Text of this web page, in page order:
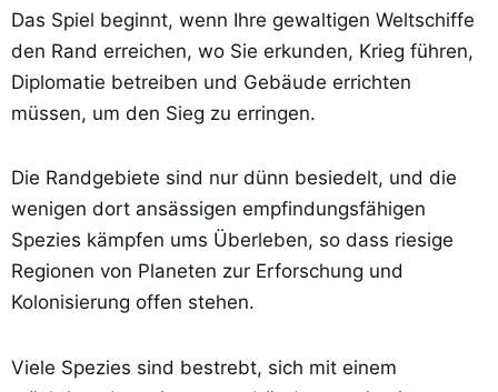
Das Spiel beginnt, wenn Ihre gewaltigen Weltschiffe
den Rand erreichen, wo Sie erkunden, Krieg führen,
Diplomatie betreiben und Gebäude errichten
müssen, um den Sieg zu erringen.
Die Randgebiete sind nur dünn besiedelt, und die
wenigen dort ansässigen empfindungsfähigen
Spezies kämpfen ums Überleben, so dass riesige
Regionen von Planeten zur Erforschung und
Kolonisierung offen stehen.
Viele Spezies sind bestrebt, sich mit einem